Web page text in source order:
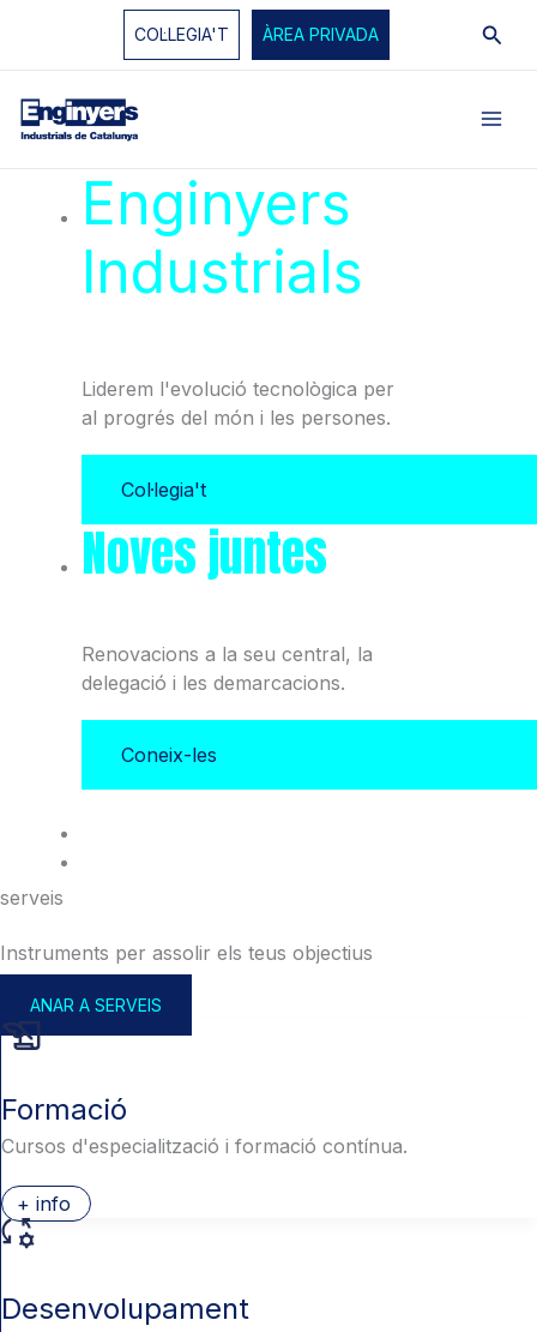
COL·LEGIA'T ÀREA PRIVADA
Enginyers
Industrials
Liderem l'evolució tecnològica per
al progrés del món i les persones.
Col·legia't
Noves juntes
Renovacions a la seu central, la
delegació i les demarcacions.
Coneix-les
serveis
Instruments per assolir els teus objectius
ANAR A SERVEIS
Formació
Cursos d'especialització i formació contínua.
+ info
Desenvolupament